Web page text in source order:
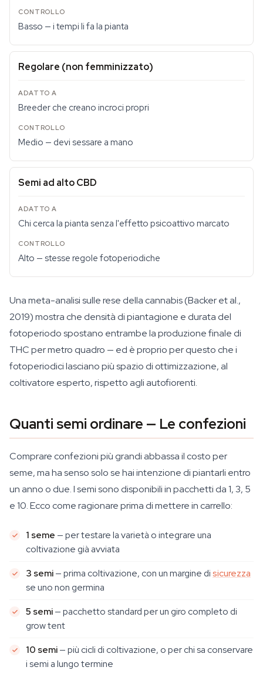
Basso — i tempi li fa la pianta
Regolare (non femminizzato)
Breeder che creano incroci propri
Medio — devi sessare a mano
Semi ad alto CBD
Chi cerca la pianta senza l'effetto psicoattivo marcato
Alto — stesse regole fotoperiodiche
Una meta-analisi sulle rese della cannabis (Backer et al.,
2019) mostra che densità di piantagione e durata del
fotoperiodo spostano entrambe la produzione finale di
THC per metro quadro — ed è proprio per questo che i
fotoperiodici lasciano più spazio di ottimizzazione, al
coltivatore esperto, rispetto agli autofiorenti.
Quanti semi ordinare — Le confezioni
Comprare confezioni più grandi abbassa il costo per
seme, ma ha senso solo se hai intenzione di piantarli entro
un anno o due. I semi sono disponibili in pacchetti da 1, 3, 5
e 10. Ecco come ragionare prima di mettere in carrello:
1 seme — per testare la varietà o integrare una
coltivazione già avviata
3 semi— prima coltivazione, con un margine disicurezza
se uno non germina
5 semi— pacchetto standard per un giro completo di
grow tent
10 semi— più cicli di coltivazione, o per chi sa conservare
i semi a lungo termine